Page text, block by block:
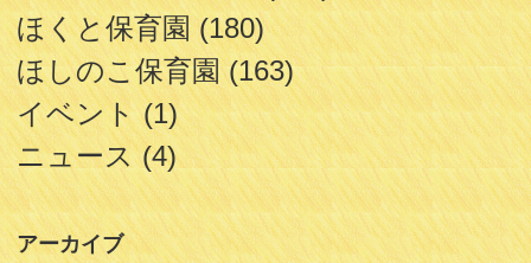
ほくと保育園(180)
ほしのこ保育園(163)
イベント(1)
ニュース(4)
アーカイブ